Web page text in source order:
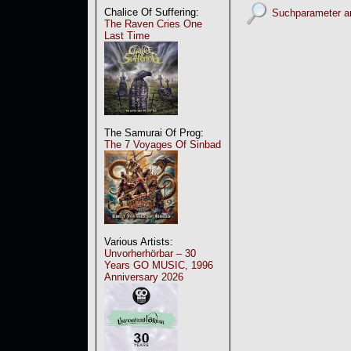
Chalice Of Suffering:
The Raven Cries One
Last Time
The Samurai Of Prog:
The 7 Voyages Of Sinbad
Various Artists:
Unvorherhörbar – 30
Years GO MUSIC, 1996
Anniversary 2026
Suchparameter